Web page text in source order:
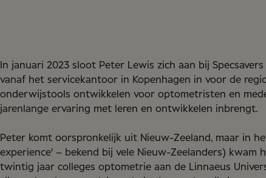
In januari 2023 sloot Peter Lewis zich aan bij
vanaf het servicekantoor in Kopenhagen in voor de
onderwijstools ontwikkelen voor optometristen en
jarenlange ervaring met leren en ontwikkelen inbrengt.
Peter komt oorspronkelijk uit Nieuw-Zeeland, maar in
experience' – bekend bij vele Nieuw-Zeelanders) kwam
twintig jaar colleges optometrie aan de Linnaeus